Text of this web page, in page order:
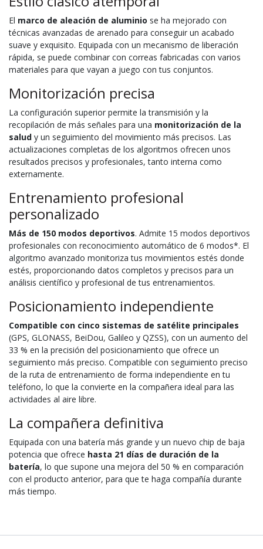
El marco de aleación de aluminio se ha mejorado con
técnicas avanzadas de arenado para conseguir un acabado
suave y exquisito. Equipada con un mecanismo de liberación
rápida, se puede combinar con correas fabricadas con varios
materiales para que vayan a juego con tus conjuntos.
Monitorización precisa
La configuración superior permite la transmisión y la
recopilación de más señales para una monitorización de la
salud y un seguimiento del movimiento más precisos. Las
actualizaciones completas de los algoritmos ofrecen unos
resultados precisos y profesionales, tanto interna como
externamente.
Entrenamiento profesional
personalizado
Más de 150 modos deportivos. Admite 15 modos deportivos
profesionales con reconocimiento automático de 6 modos*. El
algoritmo avanzado monitoriza tus movimientos estés donde
estés, proporcionando datos completos y precisos para un
análisis científico y profesional de tus entrenamientos.
Posicionamiento independiente
Compatible con cinco sistemas de satélite principales
(GPS, GLONASS, BeiDou, Galileo y QZSS), con un aumento del
33 % en la precisión del posicionamiento que ofrece un
seguimiento más preciso. Compatible con seguimiento preciso
de la ruta de entrenamiento de forma independiente en tu
teléfono, lo que la convierte en la compañera ideal para las
actividades al aire libre.
La compañera definitiva
Equipada con una batería más grande y un nuevo chip de baja
potencia que ofrece hasta 21 días de duración de la
batería, lo que supone una mejora del 50 % en comparación
con el producto anterior, para que te haga compañía durante
más tiempo.